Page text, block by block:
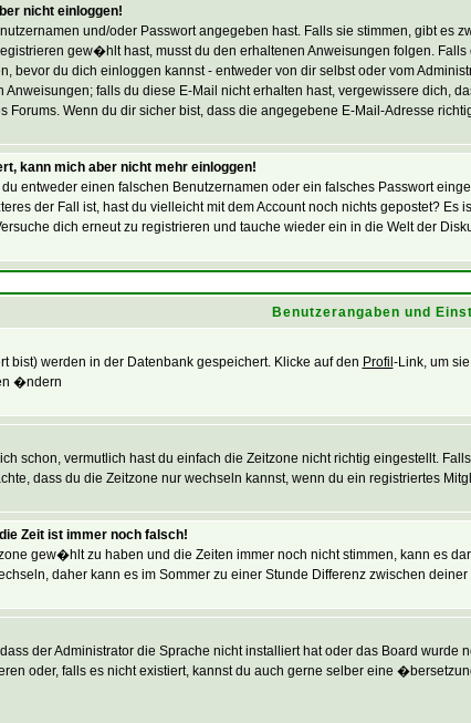
nicht einloggen!
und/oder Passwort angegeben hast. Falls sie stimmen, gibt es
gew�hlt hast, musst du den erhaltenen Anweisungen folgen.
bevor du dich einloggen kannst - entweder von dir selbst oder vom
falls du diese E-Mail nicht erhalten hast, vergewissere dich,
Forums. Wenn du dir sicher bist, dass die angegebene E-Mail-Adresse
kann mich aber nicht mehr einloggen!
entweder einen falschen Benutzernamen oder ein falsches Passwort
der Fall ist, hast du vielleicht mit dem Account noch nichts gepostet?
dich erneut zu registrieren und tauche wieder ein in die Welt der
Benutzerangaben und
bist) werden in der Datenbank gespeichert. Klicke auf den Profil -Link, um
�ndern
schon, vermutlich hast du einfach die Zeitzone nicht richtig eingestellt.
dass du die Zeitzone nur wechseln kannst, wenn du ein registriertes
Zeit ist immer noch falsch!
gew�hlt zu haben und die Zeiten immer noch nicht stimmen, kann es
daher kann es im Sommer zu einer Stunde Differenz zwischen
der Administrator die Sprache nicht installiert hat oder das Board
oder, falls es nicht existiert, kannst du auch gerne selber eine